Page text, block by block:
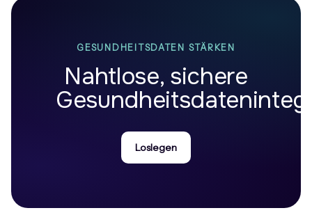
GESUNDHEITSDATEN STÄRKEN
Nahtlose, sichere
Loslegen